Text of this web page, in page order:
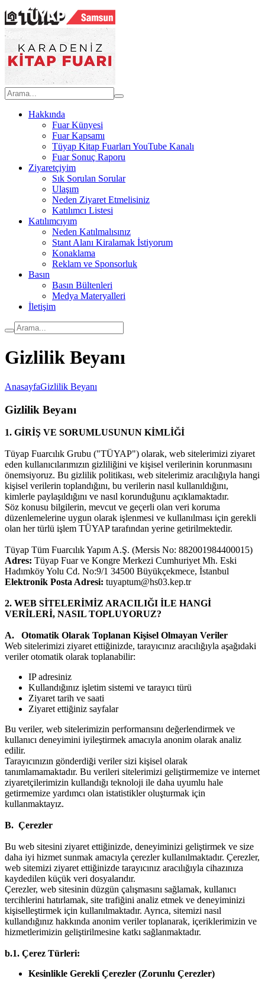
Hakkında
Fuar Künyesi
Fuar Kapsamı
Tüyap Kitap Fuarları YouTube Kanalı
Fuar Sonuç Raporu
Ziyaretçiyim
Sık Sorulan Sorular
Ulaşım
Neden Ziyaret Etmelisiniz
Katılımcı Listesi
Katılımcıyım
Neden Katılmalısınız
Stant Alanı Kiralamak İstiyorum
Konaklama
Reklam ve Sponsorluk
Basın
Basın Bültenleri
Medya Materyalleri
İletişim
Gizlilik Beyanı
AnasayfaGizlilik Beyanı
Gizlilik Beyanı
1. GİRİŞ VE SORUMLUSUNUN KİMLİĞİ
Tüyap Fuarcılık Grubu ("TÜYAP") olarak, web sitelerimizi ziyaret
eden kullanıcılarımızın gizliliğini ve kişisel verilerinin korunmasını
önemsiyoruz. Bu gizlilik politikası, web sitelerimiz aracılığıyla hangi
kişisel verilerin toplandığını, bu verilerin nasıl kullanıldığını,
kimlerle paylaşıldığını ve nasıl korunduğunu açıklamaktadır.
Söz konusu bilgilerin, mevcut ve geçerli olan veri koruma
düzenlemelerine uygun olarak işlenmesi ve kullanılması için gerekli
olan her türlü işlem TÜYAP tarafından yerine getirilmektedir.
Tüyap Tüm Fuarcılık Yapım A.Ş. (Mersis No: 882001984400015)
Adres: Tüyap Fuar ve Kongre Merkezi Cumhuriyet Mh. Eski
Hadımköy Yolu Cd. No:9/1 34500 Büyükçekmece, İstanbul
Elektronik Posta Adresi: tuyaptum@hs03.kep.tr
2. WEB SİTELERİMİZ ARACILIĞI İLE HANGİ
VERİLERİ, NASIL TOPLUYORUZ?
A. Otomatik Olarak Toplanan Kişisel Olmayan Veriler
Web sitelerimizi ziyaret ettiğinizde, tarayıcınız aracılığıyla aşağıdaki
veriler otomatik olarak toplanabilir:​
IP adresiniz​
Kullandığınız işletim sistemi ve tarayıcı türü​
Ziyaret tarih ve saati​
Ziyaret ettiğiniz sayfalar​
Bu veriler, web sitelerimizin performansını değerlendirmek ve
kullanıcı deneyimini iyileştirmek amacıyla anonim olarak analiz
edilir.
Tarayıcınızın gönderdiği veriler sizi kişisel olarak
tanımlamamaktadır. Bu verileri sitelerimizi geliştirmemize ve internet
ziyaretçilerimizin kullandığı teknoloji ile daha uyumlu hale
getirmemize yardımcı olan istatistikler oluşturmak için
kullanmaktayız.
B. Çerezler
Bu web sitesini ziyaret ettiğinizde, deneyiminizi geliştirmek ve size
daha iyi hizmet sunmak amacıyla çerezler kullanılmaktadır. Çerezler,
web sitemizi ziyaret ettiğinizde tarayıcınız aracılığıyla cihazınıza
kaydedilen küçük veri dosyalarıdır.
Çerezler, web sitesinin düzgün çalışmasını sağlamak, kullanıcı
tercihlerini hatırlamak, site trafiğini analiz etmek ve deneyiminizi
kişiselleştirmek için kullanılmaktadır. Ayrıca, sitemizi nasıl
kullandığınız hakkında anonim veriler toplanarak, içeriklerimizin ve
hizmetlerimizin geliştirilmesine katkı sağlanmaktadır.
b.1. Çerez Türleri:
Kesinlikle Gerekli Çerezler (Zorunlu Çerezler)